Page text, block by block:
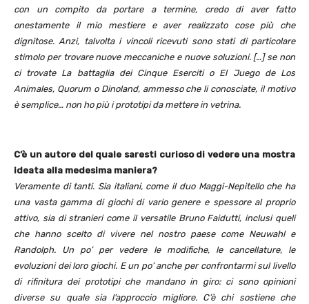
con un compito da portare a termine, credo di aver fatto
onestamente il mio mestiere e aver realizzato cose più che
dignitose. Anzi, talvolta i vincoli ricevuti sono stati di particolare
stimolo per trovare nuove meccaniche e nuove soluzioni. […] se non
ci trovate La battaglia dei Cinque Eserciti o El Juego de Los
Animales, Quorum o Dinoland, ammesso che li conosciate, il motivo
è semplice… non ho più i prototipi da mettere in vetrina.
C’è un autore del quale saresti curioso di vedere una mostra
ideata alla medesima maniera?
Veramente di tanti. Sia italiani, come il duo Maggi-Nepitello che ha
una vasta gamma di giochi di vario genere e spessore al proprio
attivo, sia di stranieri come il versatile Bruno Faidutti, inclusi queli
che hanno scelto di vivere nel nostro paese come Neuwahl e
Randolph. Un po’ per vedere le modifiche, le cancellature, le
evoluzioni dei loro giochi. E un po’ anche per confrontarmi sul livello
di rifinitura dei prototipi che mandano in giro: ci sono opinioni
diverse su quale sia l’approccio migliore. C’è chi sostiene che